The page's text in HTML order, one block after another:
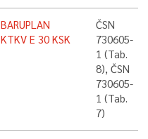
BARUPLAN
KTKV E 30 KSK
ČSN
730605-
1 (Tab.
8), ČSN
730605-
1 (Tab.
7)